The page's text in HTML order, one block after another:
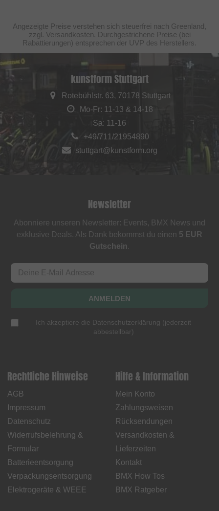
Angezeigte Preise verstehen sich steuerfrei nach Greenland,
zzgl. Versandkosten. Durchgestrichene Preise (bei
Rabattierungen) entsprechen der UVP des Herstellers.
kunstform Stuttgart
Rotebühlstr. 63, 70178 Stuttgart
Mo-Fr: 11-13 & 14-18
Sa: 11-16
+49/711/21954890
stuttgart@kunstform.org
Newsletter
Abonniere unseren Newsletter: Events, BMX News und
exklusive Deals. Als Dank bekommst du einen 5 EUR
Gutschein.
ANMELDEN
Ich akzeptiere die Datenschutzerklärung (jederzeit
abbestellbar)
Rechtliche Hinweise
AGB
Impressum
Datenschutz
Widerrufsbelehrung &
Formular
Batterieentsorgung
Verpackungsentsorgung
Elektrogeräte & WEEE
Hilfe & Information
Mein Konto
Zahlungsweisen
Rücksendungen
Versandkosten &
Lieferzeiten
Kontakt
BMX How Tos
BMX Ratgeber